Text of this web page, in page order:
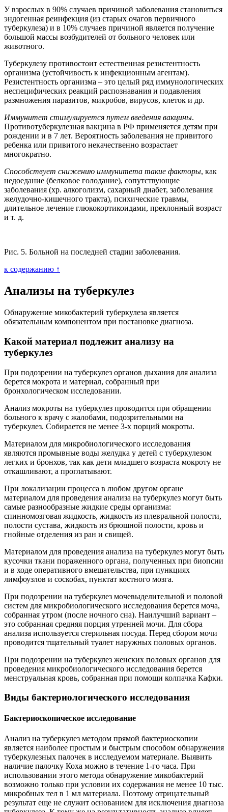
У взрослых в 90% случаев причиной заболевания становиться
эндогенная реинфекция (из старых очагов первичного
туберкулеза) и в 10% случаев причиной является получение
большой массы возбудителей от больного человек или
животного.
Туберкулезу противостоит естественная резистентность
организма (устойчивость к инфекционным агентам).
Резистентность организма – это целый ряд иммунологических
неспецифических реакций распознавания и подавления
размножения паразитов, микробов, вирусов, клеток и др.
Иммунитет стимулируется путем введения вакцины.
Противотуберкулезная вакцина в РФ применяется детям при
рождении и в 7 лет. Вероятность заболевания не привитого
ребенка или привитого некачественно возрастает
многократно.
Способствует снижению иммунитета такие факторы, как
недоедание (белковое голодание), сопутствующие
заболевания (хр. алкоголизм, сахарный диабет, заболевания
желудочно-кишечного тракта), психические травмы,
длительное лечение глюкокортикоидами, преклонный возраст
и т. д.
Рис. 5. Больной на последней стадии заболевания.
к содержанию ↑
Анализы на туберкулез
Обнаружение микобактерий туберкулеза является
обязательным компонентом при постановке диагноза.
Какой материал подлежит анализу на
туберкулез
При подозрении на туберкулез органов дыхания для анализа
берется мокрота и материал, собранный при
бронхологическом исследовании.
Анализ мокроты на туберкулез проводится при обращении
больного к врачу с жалобами, подозрительными на
туберкулез. Собирается не менее 3-х порций мокроты.
Материалом для микробиологического исследования
являются промывные воды желудка у детей с туберкулезом
легких и бронхов, так как дети младшего возраста мокроту не
откашливают, а проглатывают.
При локализации процесса в любом другом органе
материалом для проведения анализа на туберкулез могут быть
самые разнообразные жидкие среды организма:
спинномозговая жидкость, жидкость из плевральной полости,
полости сустава, жидкость из брюшной полости, кровь и
гнойные отделения из ран и свищей.
Материалом для проведения анализа на туберкулез могут быть
кусочки ткани пораженного органа, полученных при биопсии
и в ходе оперативного вмешательства, при пункциях
лимфоузлов и соскобах, пунктат костного мозга.
При подозрении на туберкулез мочевыделительной и половой
систем для микробиологического исследования берется моча,
собранная утром (после ночного сна). Наилучший вариант –
это собранная средняя порция утренней мочи. Для сбора
анализа используется стерильная посуда. Перед сбором мочи
проводится тщательный туалет наружных половых органов.
При подозрении на туберкулез женских половых органов для
проведения микробиологического исследования берется
менструальная кровь, собранная при помощи колпачка Кафки.
Виды бактериологического исследования
Бактериоскопическое исследование
Анализ на туберкулез методом прямой бактериоскопии
является наиболее простым и быстрым способом обнаружения
туберкулезных палочек в исследуемом материале. Выявить
наличие палочку Коха можно в течение 1-го часа. При
использовании этого метода обнаружение микобактерий
возможно только при условии их содержания не менее 10 тыс.
микробных тел в 1 мл материала. Поэтому отрицательный
результат еще не служит основанием для исключения диагноза